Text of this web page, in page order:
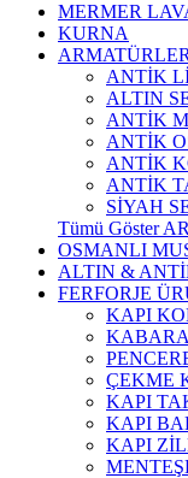
MERMER
KURNA
ARMATÜRLER
ANTİK
ALTIN
ANTİK
ANTİK
ANTİK
ANTİK
SİYAH
Tümü Göster
OSMANLI
ALTIN &
FERFORJE
KAPI
ÇEKME
KAPI
KAPI
KAPI